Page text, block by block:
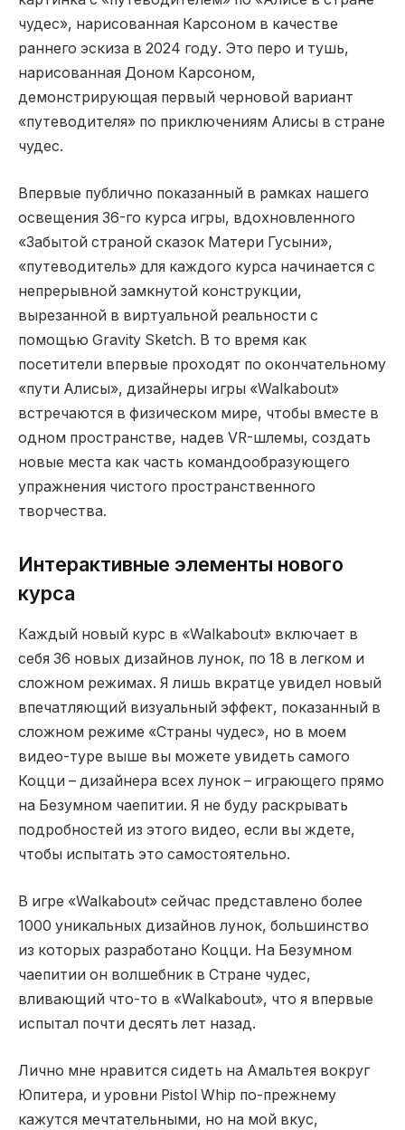
чудес», нарисованная Карсоном в качестве
раннего эскиза в 2024 году. Это перо и тушь,
нарисованная Доном Карсоном,
демонстрирующая первый черновой вариант
«путеводителя» по приключениям Алисы в стране
чудес.
Впервые публично показанный в рамках нашего
освещения 36-го курса игры, вдохновленного
«Забытой страной сказок Матери Гусыни»,
«путеводитель» для каждого курса начинается с
непрерывной замкнутой конструкции,
вырезанной в виртуальной реальности с
помощью Gravity Sketch. В то время как
посетители впервые проходят по окончательному
«пути Алисы», дизайнеры игры «Walkabout»
встречаются в физическом мире, чтобы вместе в
одном пространстве, надев VR-шлемы, создать
новые места как часть командообразующего
упражнения чистого пространственного
творчества.
Интерактивные элементы нового
курса
Каждый новый курс в «Walkabout» включает в
себя 36 новых дизайнов лунок, по 18 в легком и
сложном режимах. Я лишь вкратце увидел новый
впечатляющий визуальный эффект, показанный в
сложном режиме «Страны чудес», но в моем
видео-туре выше вы можете увидеть самого
Коцци – дизайнера всех лунок – играющего прямо
на Безумном чаепитии. Я не буду раскрывать
подробностей из этого видео, если вы ждете,
чтобы испытать это самостоятельно.
В игре «Walkabout» сейчас представлено более
1000 уникальных дизайнов лунок, большинство
из которых разработано Коцци. На Безумном
чаепитии он волшебник в Стране чудес,
вливающий что-то в «Walkabout», что я впервые
испытал почти десять лет назад.
Лично мне нравится сидеть на Амальтея вокруг
Юпитера, и уровни Pistol Whip по-прежнему
кажутся мечтательными, но на мой вкус,